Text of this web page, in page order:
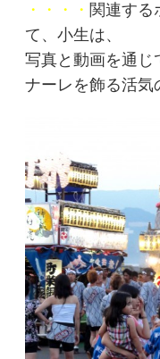
・・・・ 関連する
て、小生は、
写真と動画を通じ
ナーレを飾る活気